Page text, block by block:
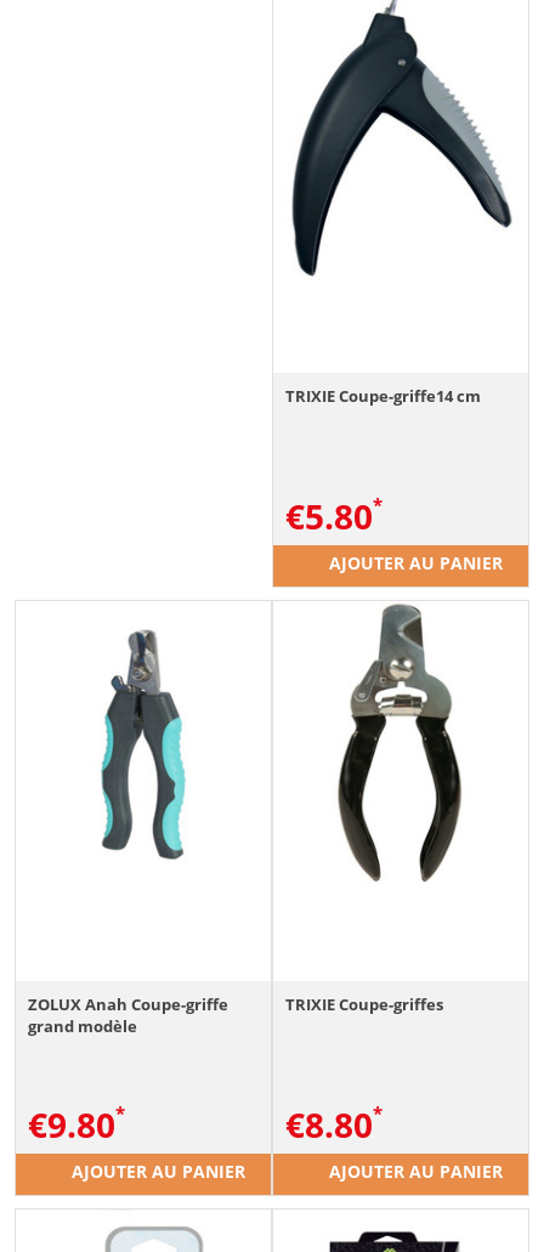
TRIXIE Coupe-griffe14 cm
€5.80
AJOUTER AU PANIER
ZOLUX Anah Coupe-griffe
grand modèle
€9.80
AJOUTER AU PANIER
TRIXIE Coupe-griffes
€8.80
AJOUTER AU PANIER